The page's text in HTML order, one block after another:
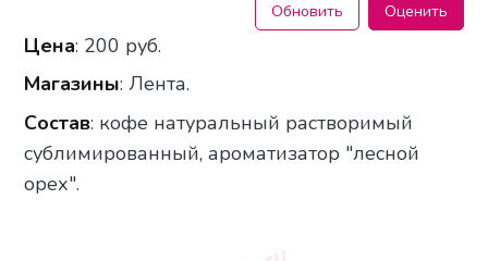
Обновить Оценить
Цена: 200 руб.
Магазины: Лента.
Состав: кофе натуральный растворимый
сублимированный, ароматизатор "лесной
орех".